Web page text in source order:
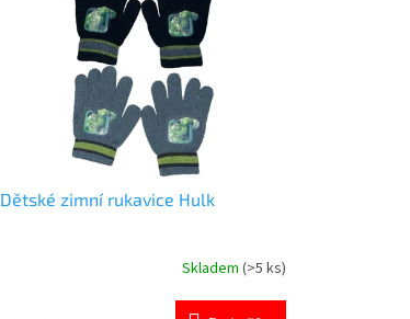
Dětské zimní rukavice Hulk
Skladem (>5 ks)